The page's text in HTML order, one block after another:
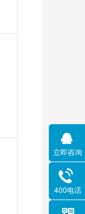
立即咨询
400电话